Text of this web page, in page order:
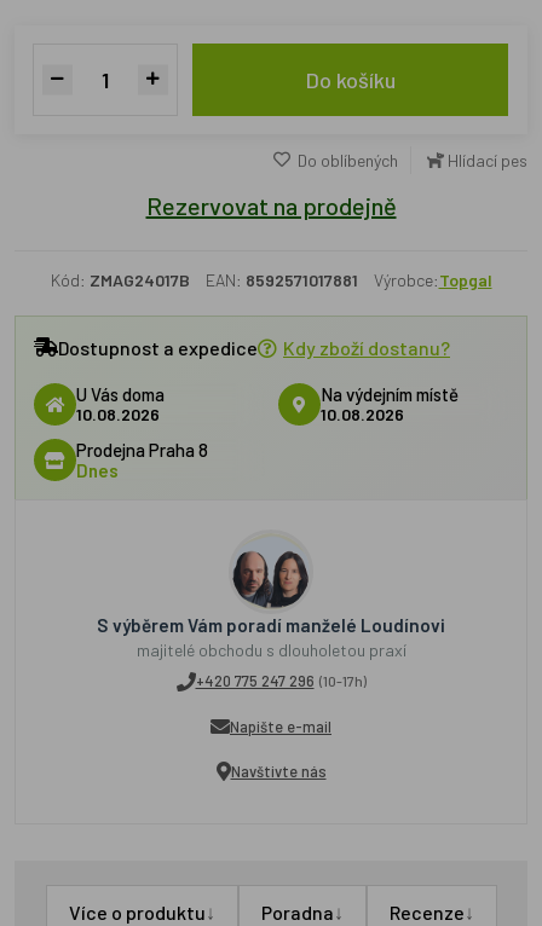
Do košíku
Do oblíbených Hlídací pes
Rezervovat na prodejně
Kód: ZMAG24017B EAN: 8592571017881 Výrobce:Topgal
Dostupnost a expedice Kdy zboží dostanu?
U Vás doma
10.08.2026
Na výdejním místě
10.08.2026
Prodejna Praha 8
Dnes
S výběrem Vám poradí manželé Loudínovi
majitelé obchodu s dlouholetou praxí
+420 775 247 296 (10-17h)
Napište e-mail
Navštivte nás
Více o produktu↓ Poradna↓ Recenze↓